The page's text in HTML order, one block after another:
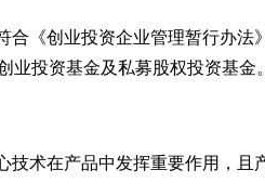
合《创业投资企业管理暂行办
业投资基金及私募股权投资基金
技术在产品中发挥重要作用，